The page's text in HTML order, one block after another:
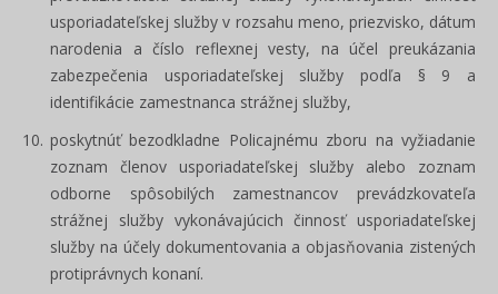
usporiadateľskej služby v rozsahu meno, priezvisko, dátum
narodenia a číslo reflexnej vesty, na účel preukázania
zabezpečenia usporiadateľskej služby podľa § 9 a
identifikácie zamestnanca strážnej služby,
poskytnúť bezodkladne Policajnému zboru na vyžiadanie
zoznam členov usporiadateľskej služby alebo zoznam
odborne spôsobilých zamestnancov prevádzkovateľa
strážnej služby vykonávajúcich činnosť usporiadateľskej
služby na účely dokumentovania a objasňovania zistených
protiprávnych konaní.